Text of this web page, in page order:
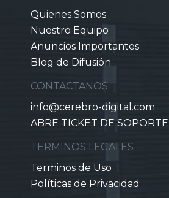
Quienes Somos
Nuestro Equipo
Anuncios Importantes
Blog de Difusión
CONTACTANOS
info@cerebro-digital.com
ABRE TICKET DE SOPORTE
TERMINOS LEGALES
Terminos de Uso
Políticas de Privacidad